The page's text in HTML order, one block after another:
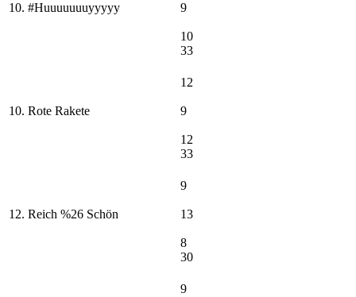
10. #Huuuuuuuyyyyy 9
10
33
10. Rote Rakete
12
9
12
33
12. Reich %26 Schön
9
13
8
30
9